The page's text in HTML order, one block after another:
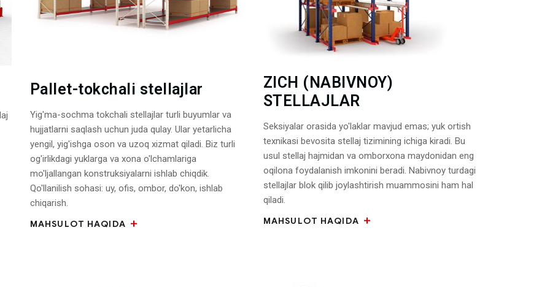
Pallet-tokchali stellajlar
Yig'ma-sochma tokchali stellajlar turli buyumlar va
hujjatlarni saqlash uchun juda qulay. Ular yetarlicha
yengil, yig'ishga oson va uzoq xizmat qiladi. Biz turli
og'irlikdagi yuklarga va xona o'lchamlariga
mo'ljallangan konstruksiyalarni ishlab chiqdik.
Qo'llanilish sohasi: uy, ofis, ombor, do'kon, ishlab
chiqarish.
MAHSULOT HAQIDA
ZICH (NABIVNOY)
STELLAJLAR
Seksiyalar orasida yo'laklar mavjud emas; yuk ortish
texnikasi bevosita stellaj tizimining ichiga kiradi. Bu
usul stellaj hajmidan va omborxona maydonidan eng
oqilona foydalanish imkonini beradi. Nabivnoy turdagi
stellajlar blok qilib joylashtirish muammosini ham hal
qiladi.
MAHSULOT HAQIDA